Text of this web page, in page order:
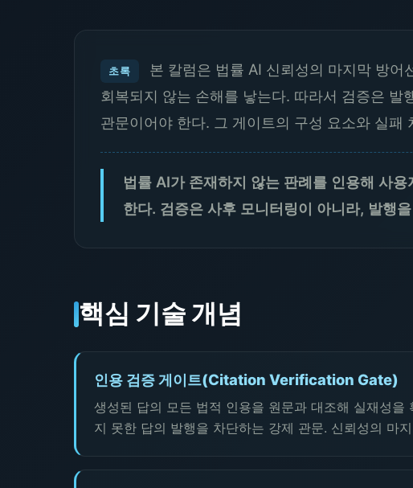
초록
본 칼럼은 법률 AI 신뢰성의 마지막 방
회복되지 않는 손해를 낳는다. 따라서 검증은
관문이어야 한다. 그 게이트의 구성 요소와 실패
법률 AI가 존재하지 않는 판례를 인용해 사
한다. 검증은 사후 모니터링이 아니라, 발행
핵심 기술 개념
인용 검증 게이트(Citation Verification Gate)
생성된 답의 모든 법적 인용을 원문과 대조해 실재성을
지 못한 답의 발행을 차단하는 강제 관문. 신뢰성의 마